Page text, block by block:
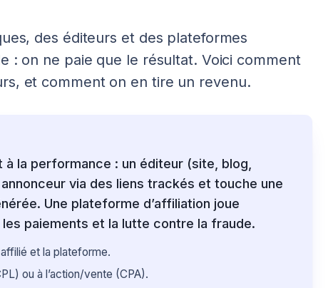
des éditeurs et des plateformes
: on ne paie que le résultat. Voici comment
et comment on en tire un revenu.
la performance : un éditeur (site, blog,
via des liens trackés et touche une
Une plateforme d’affiliation joue
paiements et la lutte contre la fraude.
et la plateforme.
ou à l’action/vente (CPA).